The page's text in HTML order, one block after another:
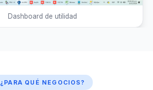
Dashboard de utilidad
¿PARA QUÉ NEGOCIOS?